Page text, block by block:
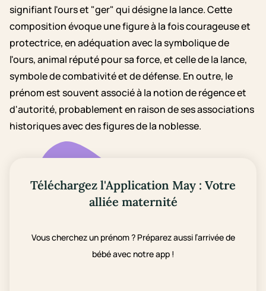
signifiant l'ours et "ger" qui désigne la lance. Cette
composition évoque une figure à la fois courageuse et
protectrice, en adéquation avec la symbolique de
l'ours, animal réputé pour sa force, et celle de la lance,
symbole de combativité et de défense. En outre, le
prénom est souvent associé à la notion de régence et
d'autorité, probablement en raison de ses associations
historiques avec des figures de la noblesse.
Téléchargez l'Application May : Votre
alliée maternité
Vous cherchez un prénom ? Préparez aussi l’arrivée de
bébé avec notre app !